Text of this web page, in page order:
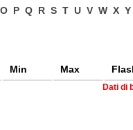
O P Q R S T U V W X Y
Min Max
Dati di